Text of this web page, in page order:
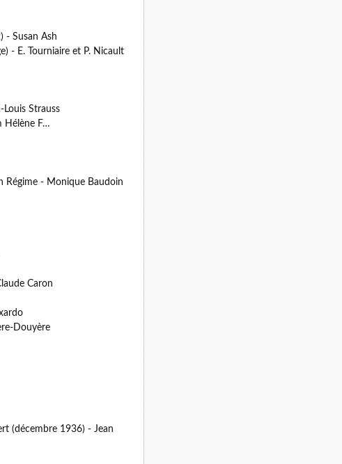
- Susan Ash
- E. Tourniaire et P. Nicault
Louis Strauss
Hélène F…
Régime - Monique Baudoin
Caron
Douyère
(décembre 1936) - Jean